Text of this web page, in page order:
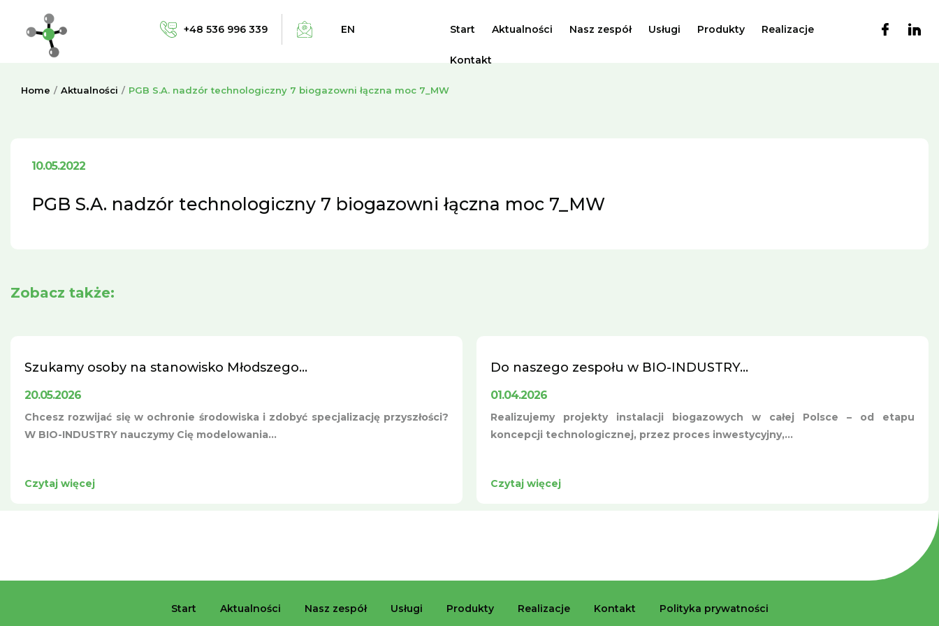
+48 536 996 339 EN Start Aktualności Nasz zespół Usługi Produkty Realizacje
Kontakt
Home Aktualności PGB S.A. nadzór technologiczny 7 biogazowni łączna moc 7_MW
10.05.2022
PGB S.A. nadzór technologiczny 7 biogazowni łączna moc 7_MW
Zobacz także:
Szukamy osoby na stanowisko Młodszego...
20.05.2026
Chcesz rozwijać się w ochronie środowiska i zdobyć specjalizację przyszłości?
W BIO-INDUSTRY nauczymy Cię modelowania...
Czytaj więcej
Do naszego zespołu w BIO-INDUSTRY...
01.04.2026
Realizujemy projekty instalacji biogazowych w całej Polsce – od etapu
koncepcji technologicznej, przez proces inwestycyjny,...
Czytaj więcej
Start Aktualności Nasz zespół Usługi Produkty Realizacje Kontakt Polityka prywatności